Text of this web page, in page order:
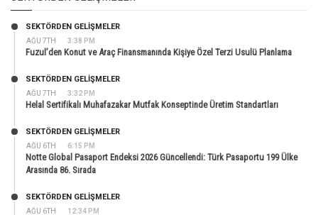
AĞU 7TH 3:38 PM
SEKTÖRDEN GELIŞMELER
Fuzul’den Konut ve Araç Finansmanında Kişiye Özel Terzi Usulü Planlama
AĞU 7TH 3:32 PM
SEKTÖRDEN GELIŞMELER
Helal Sertifikalı Muhafazakar Mutfak Konseptinde Üretim Standartları
AĞU 6TH 6:15 PM
SEKTÖRDEN GELIŞMELER
Notte Global Pasaport Endeksi 2026 Güncellendi: Türk Pasaportu 199 Ülke
Arasında 86. Sırada
AĞU 6TH 12:34 PM
SEKTÖRDEN GELIŞMELER